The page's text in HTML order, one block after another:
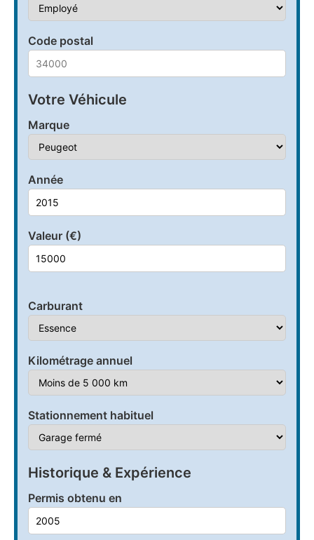
Code postal
Votre Véhicule
Marque
Année
Valeur (€)
Carburant
Kilométrage annuel
Stationnement habituel
Historique & Expérience
Permis obtenu en